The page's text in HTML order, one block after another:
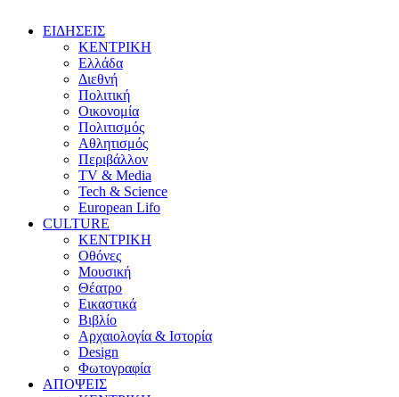
ΕΙΔΗΣΕΙΣ
ΚΕΝΤΡΙΚΗ
Ελλάδα
Διεθνή
Πολιτική
Οικονομία
Πολιτισμός
Αθλητισμός
Περιβάλλον
TV & Media
Tech & Science
European Lifo
CULTURE
ΚΕΝΤΡΙΚΗ
Οθόνες
Μουσική
Θέατρο
Εικαστικά
Βιβλίο
Αρχαιολογία & Ιστορία
Design
Φωτογραφία
ΑΠΟΨΕΙΣ